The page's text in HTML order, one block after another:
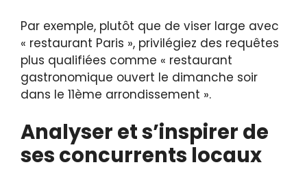
Par exemple, plutôt que de viser large avec
« restaurant Paris », privilégiez des requêtes
plus qualifiées comme « restaurant
gastronomique ouvert le dimanche soir
dans le 11ème arrondissement ».
Analyser et s’inspirer de
ses concurrents locaux